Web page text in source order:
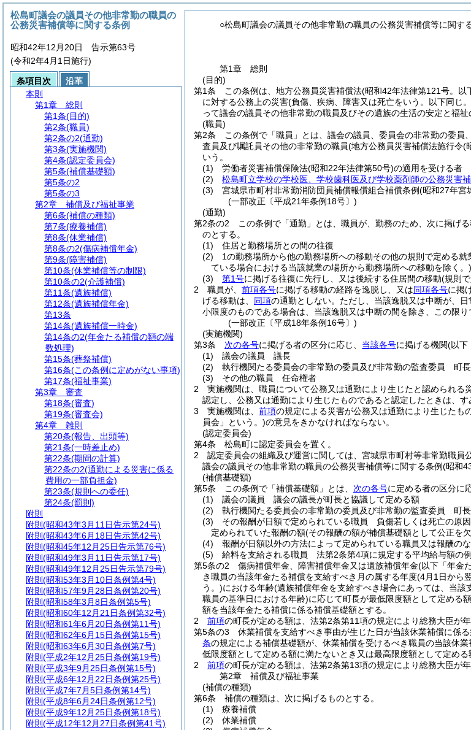
○松島町議会の議員その他非常勤の職員の公務災害補償等に関す
第1章
総則
(目的)
第1条
この条例は、地方公務員災害補償法(昭和42年法律第121号。以
に対する公務上の災害(負傷、疾病、障害又は死亡をいう。以下同じ
って議会の議員その他非常勤の職員及びその遺族の生活の安定と福祉
(職員)
第2条
この条例で「職員」とは、議会の議員、委員会の非常勤の委
査員及び嘱託員その他の非常勤の職員(地方公務員災害補償法施行令(
いう。
(1)
労働者災害補償保険法(昭和22年法律第50号)の適用を受ける者
(2)
松島町立学校の学校医、学校歯科医及び学校薬剤師の公務災害
(3)
宮城県市町村非常勤消防団員補償報償組合補償条例(昭和27年宮
(一部改正〔平成21年条例18号〕)
(通勤)
第2条の2
この条例で「通勤」とは、職員が、勤務のため、次に掲げ
のとする。
(1)
住居と勤務場所との間の往復
(2)
1の勤務場所から他の勤務場所への移動その他の規則で定める
ている場合における当該就業の場所から勤務場所への移動を除く。)
(3)
第1号に掲げる往復に先行し、又は後続する住居間の移動(規則
2
職員が、 前項各号に掲げる移動の経路を逸脱し、又は同項各号に掲
げる移動は、 同項の通勤としない。 ただし、当該逸脱又は中断が、
小限度のものである場合は、当該逸脱又は中断の間を除き、この限り
(一部改正〔平成18年条例16号〕)
(実施機関)
第3条
次の各号に掲げる者の区分に応じ、 当該各号に掲げる機関(以下
(1)
議会の議員 議長
(2)
執行機関たる委員会の非常勤の委員及び非常勤の監査委員 町長
(3)
その他の職員 任命権者
2
実施機関は、職員について公務又は通勤により生じたと認められ
認定し、公務又は通勤により生じたものであると認定したときは、
3
実施機関は、 前項の規定による災害が公務又は通勤により生じたも
員会」という。)の意見をきかなければならない。
(認定委員会)
第4条
松島町に認定委員会を置く。
2
認定委員会の組織及び運営に関しては、宮城県市町村等非常勤職
議会の議員その他非常勤の職員の公務災害補償等に関する条例(昭和
(補償基礎額)
第5条
この条例で「補償基礎額」とは、 次の各号に定める者の区分に
(1)
議会の議員 議会の議長が町長と協議して定める額
(2)
執行機関たる委員会の非常勤の委員及び非常勤の監査委員 町
(3)
その報酬が日額で定められている職員 負傷若しくは死亡の原
定められていた報酬の額(その報酬の額が補償基礎額として公正を
(4)
報酬が日額以外の方法によって定められている職員又は報酬の
(5)
給料を支給される職員 法第2条第4項に規定する平均給与額の
第5条の2
傷病補償年金、障害補償年金又は遺族補償年金(以下「年金
き職員の当該年金たる補償を支給すべき月の属する年度(4月1日から
う。)における年齢(遺族補償年金を支給すべき場合にあっては、当
職員の基準日における年齢)に応じて町長が最低限度額として定める
額を当該年金たる補償に係る補償基礎額とする。
2
前項の町長が定める額は、法第2条第11項の規定により総務大臣が
第5条の3
休業補償を支給すべき事由が生じた日が当該休業補償に係
条の規定による補償基礎額が、休業補償を受けるべき職員の当該休
低限度額として定める額に満たないとき又は最高限度額として定め
2
前項の町長が定める額は、法第2条第13項の規定により総務大臣が
第2章
補償及び福祉事業
(補償の種類)
第6条
補償の種類は、次に掲げるものとする。
(1)
療養補償
(2)
休業補償
松島町議会の議員その他非常勤の職員の
公務災害補償等に関する条例
昭和42年12月20日 告示第63号
(令和2年4月1日施行)
条項目次
沿革
本則
第1章
総則
第1条(目的)
第2条(職員)
第2条の2(通勤)
第3条(実施機関)
第4条(認定委員会)
第5条(補償基礎額)
第5条の2
第5条の3
第2章
補償及び福祉事業
第6条(補償の種類)
第7条(療養補償)
第8条(休業補償)
第8条の2(傷病補償年金)
第9条(障害補償)
第10条(休業補償等の制限)
第10条の2(介護補償)
第11条(遺族補償)
第12条(遺族補償年金)
第13条
第14条(遺族補償一時金)
第14条の2(年金たる補償の額の端
数処理)
第15条(葬祭補償)
第16条(この条例に定めがない事項)
第17条(福祉事業)
第3章
審査
第18条(審査)
第19条(審査会)
第4章
雑則
第20条(報告、出頭等)
第21条(一時差止め)
第22条(期間の計算)
第22条の2(通勤による災害に係る
費用の一部負担金)
第23条(規則への委任)
第24条(罰則)
附則
附則 (昭和43年3月11日告示第24号)
附則 (昭和43年6月18日告示第42号)
附則 (昭和45年12月25日告示第76号)
附則 (昭和49年3月11日告示第17号)
附則 (昭和49年12月25日告示第79号)
附則 (昭和53年3月10日条例第4号)
附則 (昭和57年9月28日条例第20号)
附則 (昭和58年3月8日条例第5号)
附則 (昭和60年12月21日条例第32号)
附則 (昭和61年6月20日条例第11号)
附則 (昭和62年6月15日条例第15号)
附則 (昭和63年6月30日条例第7号)
附則 (平成2年12月25日条例第19号)
附則 (平成3年9月25日条例第15号)
附則 (平成6年12月22日条例第25号)
附則 (平成7年7月5日条例第14号)
附則 (平成8年6月24日条例第12号)
附則 (平成9年12月25日条例第18号)
附則 (平成12年12月27日条例第41号)